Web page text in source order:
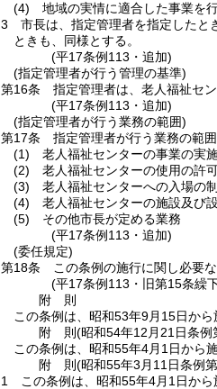
(4)
地域の実情に適合した事業を
3
市長は、指定管理者を指定したと
ときも、同様とする。
(平17条例113・追加)
(指定管理者が行う管理の基準)
第16条
指定管理者は、老人福祉セ
(平17条例113・追加)
(指定管理者が行う業務の範囲)
第17条
指定管理者が行う業務の範
(1)
老人福祉センターの事業の実
(2)
老人福祉センターの使用の許
(3)
老人福祉センターへの入場の
(4)
老人福祉センターの施設及び
(5)
その他市長が定める業務
(平17条例113・追加)
(委任規定)
第18条
この条例の施行に関し必要
(平17条例113・旧第15条繰
附 則
この条例は、昭和53年9月15日から
附 則(昭和54年12月21日条例
この条例は、昭和55年4月1日から施
附 則(昭和55年3月11日条例
1
この条例は、昭和55年4月1日から